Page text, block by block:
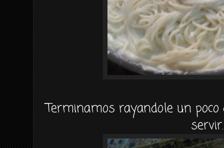
Terminamos rayandole un
servir.